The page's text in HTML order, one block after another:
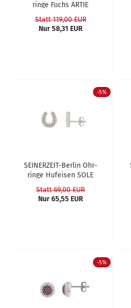
rin­ge Fuchs ARTIE
Statt 119,00 EUR
Nur 58,31 EUR
-5%
SEINERZEIT-​​Ber­lin Ohr­
rin­ge Huf­ei­sen SOLE
Statt 69,00 EUR
Nur 65,55 EUR
-5%